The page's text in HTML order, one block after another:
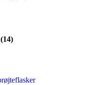
(14)